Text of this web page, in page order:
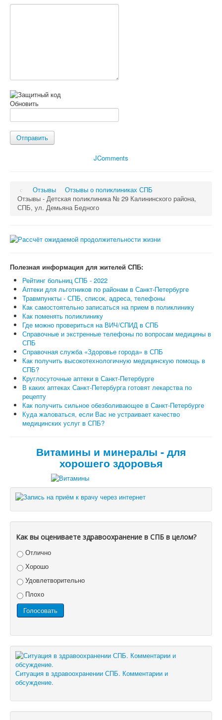
Обновить
Отправить
JComments
Отзывы
Отзывы о поликлиниках СПБ
Отзывы - Детская поликлиника № 29 Калининского района,
СПБ, ул. Демьяна Бедного
Полезная информация для жителей СПБ:
Рейтинг больниц СПБ - 2022
Аптеки для льготников по районам в Санкт-Петербурге
Травмпункты - СПБ, список, адреса, телефоны
Как самостоятельно записаться на прием в поликлинику
Как поменять поликлинику
Где можно провериться на ВИЧ/СПИД в СПБ
Справочные и экстренные телефоны по вопросам медицины в
СПБ
Справочная служба «Здоровье города» в СПБ
Как получить высокотехнологичную медицинскую помощь в
СПБ?
Круглосуточные аптеки в Санкт-Петербурге
В каких аптеках Санкт-Петербурга готовят лекарства по
рецепту
Как получить сильное обезболивающее в Санкт-Петербурге
Куда жаловаться, если Вас не устраивает качество
медицинских услуг в СПБ?
Витамины и минералы - для
хорошего здоровья
Как вы оцениваете здравоохранение в СПБ в целом?
Отлично
Хорошо
Удовлетворительно
Плохо
Ситуация в здравоохранении СПБ. Комментарии и
обсуждение.